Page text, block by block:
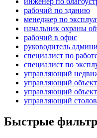
рабочий по зданию
менеджер по
начальник охраны
рабочий в офис
руководитель
специалист по
специалист по
управляющий
управляющий
управляющий
управляющий
Быстрые